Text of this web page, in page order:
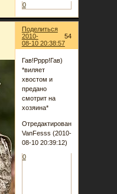
0
Поделиться
54
2010-
08-10 20:38:57
Гав!Рррр!Гав)
*виляет
хвостом и
предано
смотрит на
хозяина*
Отредактировано
VanFesss (2010-
08-10 20:39:12)
0